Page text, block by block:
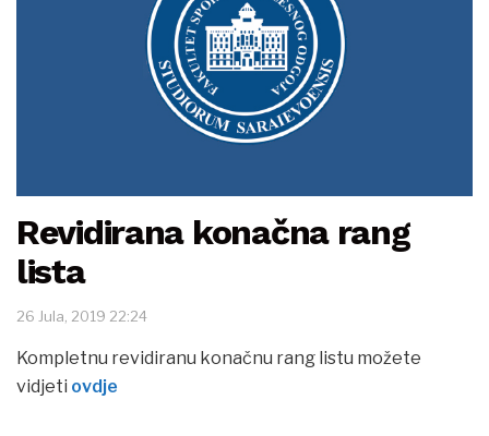
Revidirana konačna rang
lista
26 Jula, 2019 22:24
Kompletnu revidiranu konačnu rang listu možete
vidjeti ovdje